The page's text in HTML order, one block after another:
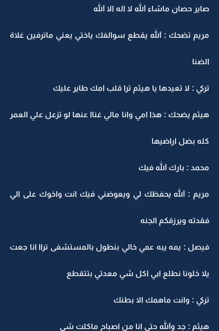
صاير حصان ماشاء الله لا اله الا الله
مريم تضحك : الله يقطع سوالفك ياختي يعني ماترفين غلاة
الضنا
تركي : لا تعيدها يا هيثم ترا قلب امك طاير عليك
هيثم يضحك : هذا امي وانا مالي غناا عنها لو تزعل علي العمر
كله بضل اراضيها
محمد : بارك الله فيك
مريم : الله يحفظك لي ويعوضني فيك انت واخوك على الي
فقدته ويرزقكم الجنه
فيصل : يمه يبه عمي خالي بنطول بالمستشفى تراا انا جعت
يلا خلونا نطلع ابي اكل شي معدتي بتتقطع
تركي : وانت ماهمك الا بطنك
هيثم : جد والله حتى انا من اصباح ماكلت شي